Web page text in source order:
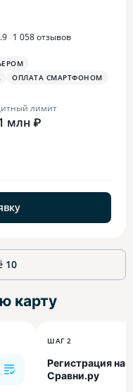
1 058 отзывов
ОПЛАТА СМАРТФОНОМ
лимит
млн ₽
10
карту
ШАГ 2
Регистрация на
Сравни.ру